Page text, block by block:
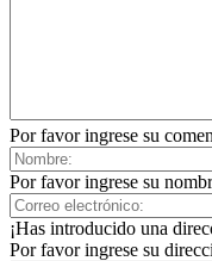
Por favor ingrese su
Por favor ingrese su
¡Has introducido una
Por favor ingrese su